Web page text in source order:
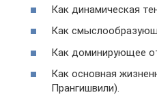
Как динамическая
Как
Как доминирующее
Как основная
Прангишвили).